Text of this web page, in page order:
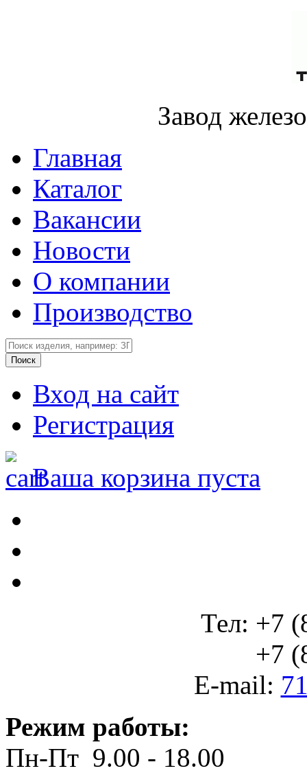
Завод
Главная
Каталог
Вакансии
Новости
О компании
Производство
Вход на сайт
Регистрация
Ваша корзина пуста
Тел: +7
+7
E-mail:
Режим работы:
Пн-Пт 9.00 - 18.00